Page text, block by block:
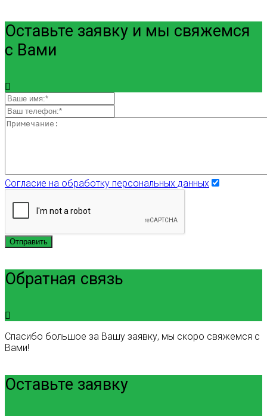
Оставьте заявку и мы свяжемся
с Вами
Согласие на обработку персональных данных
Отправить
Обратная связь
Спасибо большое за Вашу заявку, мы скоро свяжемся с
Вами!
Оставьте заявку